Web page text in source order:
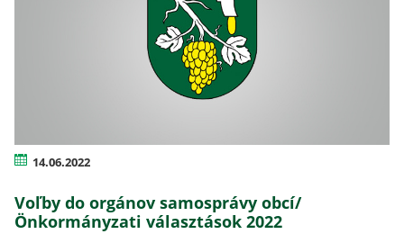
14.06.2022
Voľby do orgánov samosprávy obcí/
Önkormányzati választások 2022